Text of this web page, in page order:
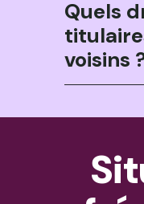
Quels
voisins